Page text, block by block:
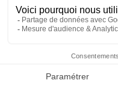
199, Rue Cagny -
4.7/5 - 260 avis
Nos Services